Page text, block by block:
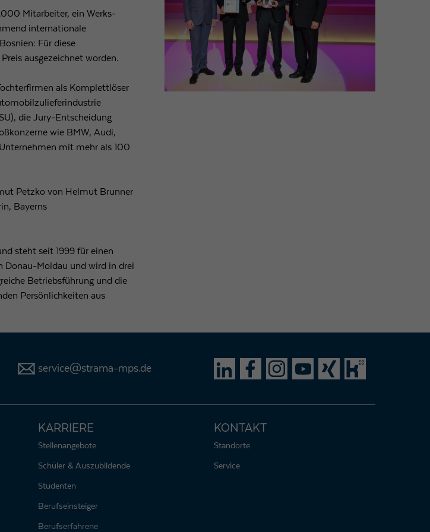
Mitarbeiter, ein Werks-
internationale
Für diese
ausgezeichnet worden.
als Komplettlöser
die Jury-Entscheidung
wie BMW, Audi,
mit mehr als 100
Petzko von Helmut Brunner
Bayerns
steht seit 1999 für einen
Donau-Moldau und wird in drei
Betriebsführung und die
Persönlichkeiten aus
service@strama-mps.de
KARRIERE
Stellenangebote
Schüler & Auszubildende
Studenten
Berufseinsteiger
Berufserfahrene
KONTAKT
Standorte
Service
einzuschränken
Daten dazu, wie der Besucher die Website